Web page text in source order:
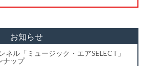
お知らせ
ネル「ミュージック・エアSELECT」
ナップ